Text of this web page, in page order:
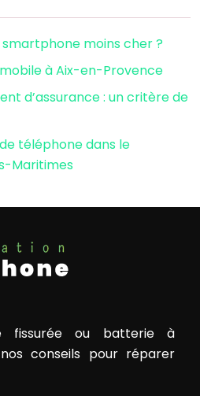
moins cher ?
à Aix-en-Provence
d’assurance : un critère de
téléphone dans le
Maritimes
fissurée ou batterie à
conseils pour réparer